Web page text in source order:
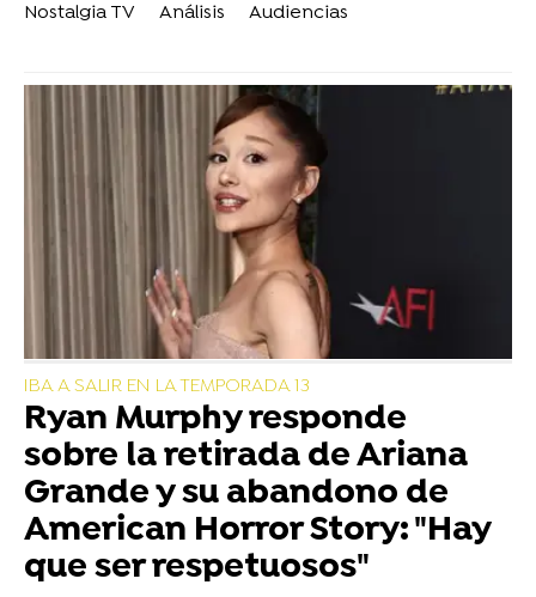
Nostalgia TV
Análisis Audiencias
IBA A SALIR EN LA TEMPORADA 13
Ryan Murphy responde
sobre la retirada de Ariana
Grande y su abandono de
American Horror Story: "Hay
que ser respetuosos"